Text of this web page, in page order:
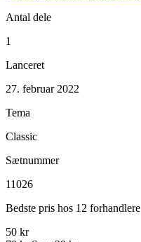
Antal dele
1
Lanceret
27. februar 2022
Tema
Classic
Sætnummer
11026
Bedste pris hos 12 forhandlere
50 kr